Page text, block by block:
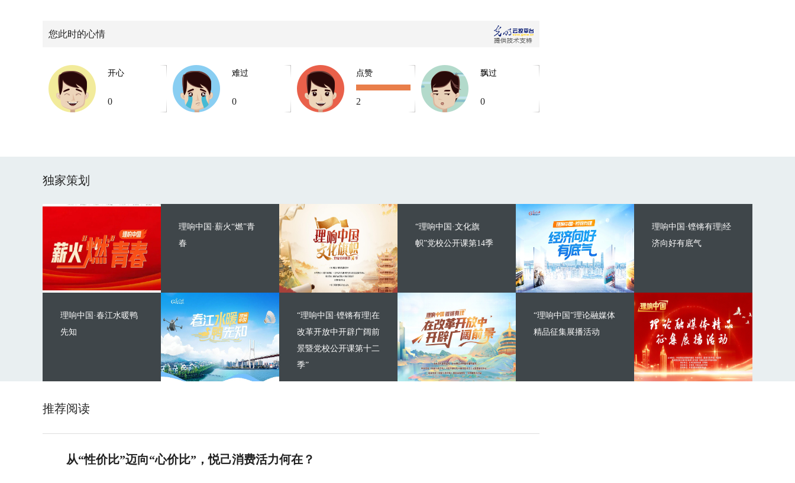
您此时的心情
开心
0
难过
0
点赞
2
飘过
0
独家策划
理响中国·薪火“燃”青
春
理响中国·春江水暖鸭
先知
“理响中国·文化旗
帜”党校公开课第14季
“理响中国·铿锵有理|在
改革开放中开辟广阔前
景暨党校公开课第十二
季”
理响中国·铿锵有理|经
济向好有底气
“理响中国”理论融媒体
精品征集展播活动
推荐阅读
从“性价比”迈向“心价比”，悦己消费活力何在？